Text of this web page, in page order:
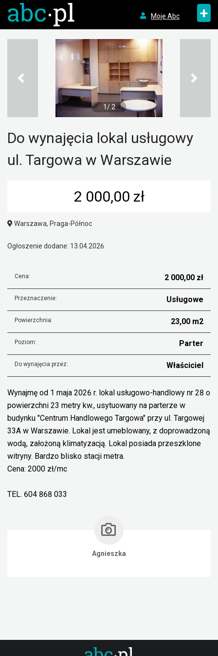
Moje Abc +
1/ 2
Do wynajęcia lokal usługowy
ul. Targowa w Warszawie
2 000,00 zł
Warszawa, Praga-Północ
Ogłoszenie dodane: 13.04.2026
Cena: 2 000,00 zł
Przeznaczenie: Usługowe
Powierzchnia: 23,00 m2
Poziom: Parter
Do wynajęcia przez: Właściciel
Wynajmę od 1 maja 2026 r. lokal usługowo-handlowy nr 28 o
powierzchni 23 metry kw., usytuowany na parterze w
budynku "Centrum Handlowego Targowa" przy ul. Targowej
33A w Warszawie. Lokal jest umeblowany, z doprowadzoną
wodą, założoną klimatyzacją. Lokal posiada przeszklone
witryny. Bardzo blisko stacji metra.
Cena: 2000 zł/mc
TEL. 604 868 033
Agnieszka